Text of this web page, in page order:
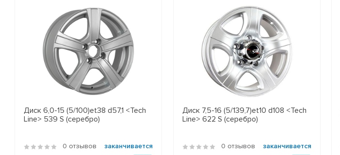
Диск 6,0-15 (5/100)et38 d57,1 <Tech
Line> 539 S (серебро)
0 отзывов заканчивается
Диск 7,5-16 (5/139,7)et10 d108 <Tech
Line> 622 S (серебро)
0 отзывов заканчивается